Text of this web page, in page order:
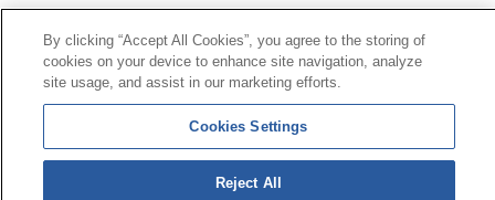
Contacto|Perfil del contratante|Reclamaciones
Línea Universal 900 203 203|Zona Privada Comisión de
Prestaciones Especiales|Zona Privada Proveedor
© Mutua Universal 2026 | Mapa del sitio | Aviso legal
Política de Protección de Datos
By clicking “Accept All Cookies”, you agree to the storing of
cookies on your device to enhance site navigation, analyze
site usage, and assist in our marketing efforts.
Cookies Settings
Reject All